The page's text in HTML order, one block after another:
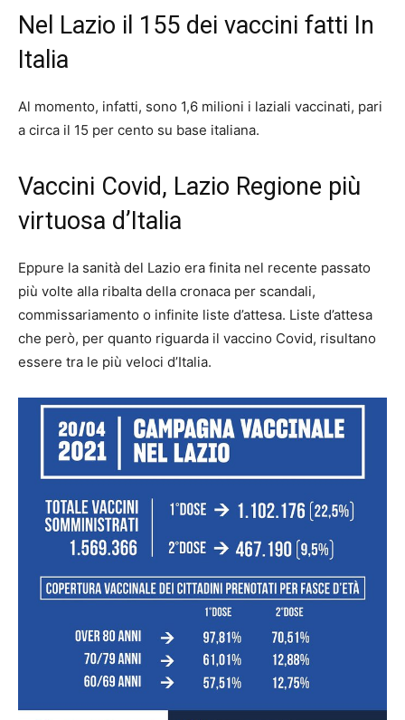
Nel Lazio il 155 dei vaccini fatti In
Italia
Al momento, infatti, sono 1,6 milioni i laziali vaccinati, pari
a circa il 15 per cento su base italiana.
Vaccini Covid, Lazio Regione più
virtuosa d’Italia
Eppure la sanità del Lazio era finita nel recente passato
più volte alla ribalta della cronaca per scandali,
commissariamento o infinite liste d’attesa. Liste d’attesa
che però, per quanto riguarda il vaccino Covid, risultano
essere tra le più veloci d’Italia.